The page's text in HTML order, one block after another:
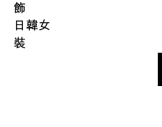
飾
日韓女
裝